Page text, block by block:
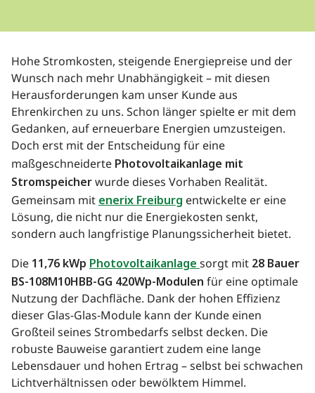
Hohe Stromkosten, steigende Energiepreise und der
Wunsch nach mehr Unabhängigkeit – mit diesen
Herausforderungen kam unser Kunde aus
Ehrenkirchen zu uns. Schon länger spielte er mit dem
Gedanken, auf erneuerbare Energien umzusteigen.
Doch erst mit der Entscheidung für eine
maßgeschneiderte Photovoltaikanlage mit
Stromspeicherwurde dieses Vorhaben Realität.
Gemeinsam mit enerix Freiburg entwickelte er eine
Lösung, die nicht nur die Energiekosten senkt,
sondern auch langfristige Planungssicherheit bietet.
Die 11,76 kWp Photovoltaikanlage sorgt mit 28 Bauer
BS-108M10HBB-GG 420Wp-Modulen für eine optimale
Nutzung der Dachfläche. Dank der hohen Effizienz
dieser Glas-Glas-Module kann der Kunde einen
Großteil seines Strombedarfs selbst decken. Die
robuste Bauweise garantiert zudem eine lange
Lebensdauer und hohen Ertrag – selbst bei schwachen
Lichtverhältnissen oder bewölktem Himmel.